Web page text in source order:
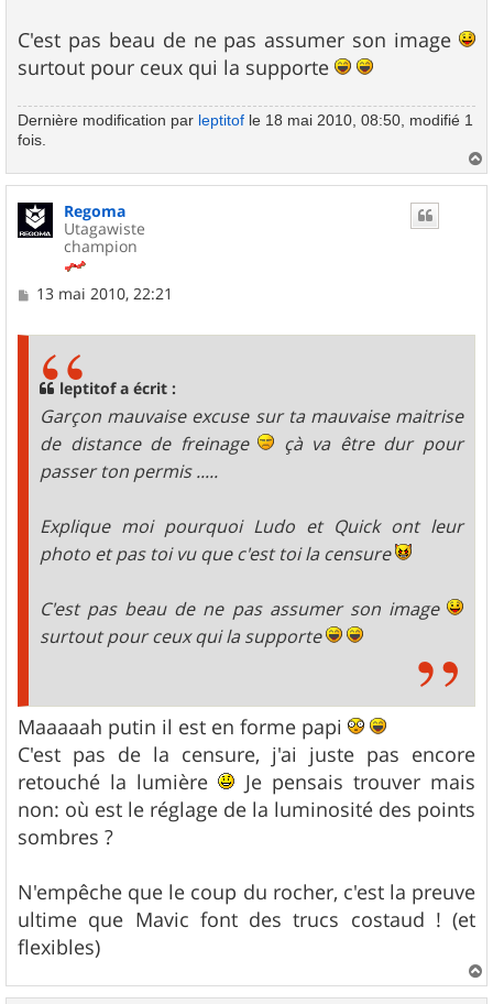
C'est pas beau de ne pas assumer son image
surtout pour ceux qui la supporte
Dernière modification par leptitof le 18 mai 2010, 08:50, modifié 1
fois.
a
Regoma
Utagawiste
champion
M13 mai 2010, 22:21
leptitof a écrit :
Garçon mauvaise excuse sur ta mauvaise maitrise
de distance de freinage
çà va être dur pour
passer ton permis .....
Explique moi pourquoi Ludo et Quick ont leur
photo et pas toi vu que c'est toi la censure
C'est pas beau de ne pas assumer son image
surtout pour ceux qui la supporte
Maaaaah putin il est en forme papi
C'est pas de la censure, j'ai juste pas encore
retouché la lumière
Je pensais trouver mais
non: où est le réglage de la luminosité des points
sombres ?
N'empêche que le coup du rocher, c'est la preuve
ultime que Mavic font des trucs costaud ! (et
flexibles)
a